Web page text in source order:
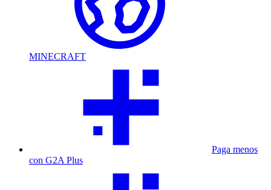
MINECRAFT
Paga menos
con G2A Plus